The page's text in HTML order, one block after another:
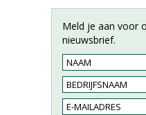
Meld je aan voor
nieuwsbrief.